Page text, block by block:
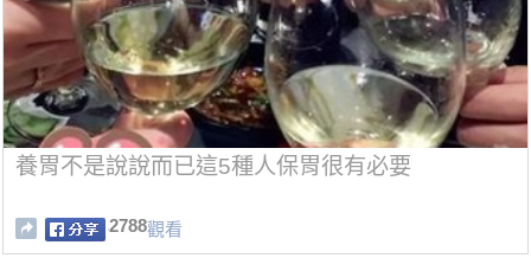
養胃不是說說而已這5種人保胃很有必要
2788觀看